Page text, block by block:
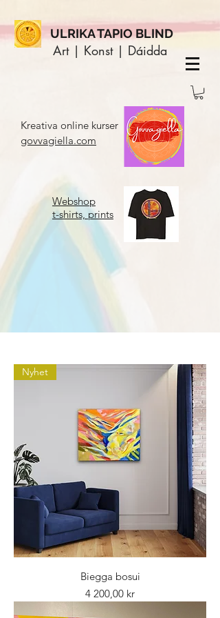
ULRIKA TAPIO BLIND
Art | Konst | Dáidda
Kreativa online kurser
govvagiella.com
Webshop
t-shirts, prints
Nyhet
Biegga bosui
Pris
4 200,00 kr